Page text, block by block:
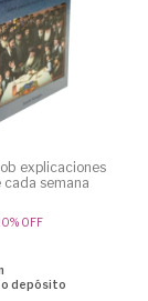
explicaciones
semana
% OFF
o depósito